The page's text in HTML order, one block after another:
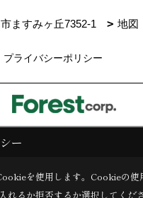
ますみヶ丘7352-1 地図
プライバシーポリシー
All Rights Reserved.
ー
を使用します。 Cookieの使
れるか拒否するか選択してくださ